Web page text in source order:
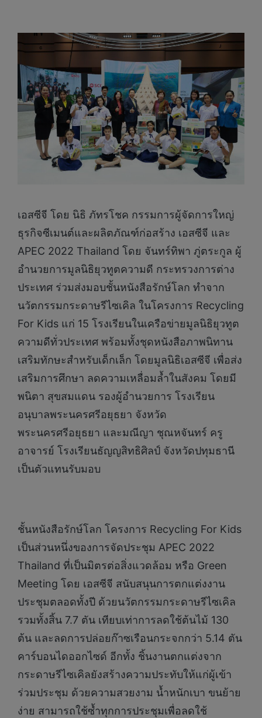
เอสซีจี โดย นิธิ ภัทรโชค กรรมการผู้จัดการใหญ่
ธุรกิจซีเมนต์และผลิตภัณฑ์ก่อสร้าง เอสซีจี และ
APEC 2022 Thailand โดย จันทร์ทิพา ภู่ตระกูล ผู้
อำนวยการมูลนิธิยุวทูตความดี กระทรวงการต่าง
ประเทศ ร่วมส่งมอบชั้นหนังสือรักษ์โลก ทำจาก
นวัตกรรมกระดาษรีไซเคิล ในโครงการ Recycling
For Kids แก่ 15 โรงเรียนในเครือข่ายมูลนิธิยุวทูต
ความดีทั่วประเทศ พร้อมทั้งชุดหนังสือภาพนิทาน
เสริมทักษะสำหรับเด็กเล็ก โดยมูลนิธิเอสซีจี เพื่อส่ง
เสริมการศึกษา ลดความเหลื่อมล้ำในสังคม โดยมี
พนิตา สุขสมแดน รองผู้อำนวยการ โรงเรียน
อนุบาลพระนครศรีอยุธยา จังหวัด
พระนครศรีอยุธยา และมณีญา ชุณหจันทร์ ครู
อาจารย์ โรงเรียนธัญญสิทธิศิลป์ จังหวัดปทุมธานี
เป็นตัวแทนรับมอบ
ชั้นหนังสือรักษ์โลก โครงการ Recycling For Kids
เป็นส่วนหนึ่งของการจัดประชุม APEC 2022
Thailand ที่เป็นมิตรต่อสิ่งแวดล้อม หรือ Green
Meeting โดย เอสซีจี สนับสนุนการตกแต่งงาน
ประชุมตลอดทั้งปี ด้วยนวัตกรรมกระดาษรีไซเคิล
รวมทั้งสิ้น 7.7 ตัน เทียบเท่าการลดใช้ต้นไม้ 130
ต้น และลดการปล่อยก๊าซเรือนกระจกกว่า 5.14 ตัน
คาร์บอนไดออกไซด์ อีกทั้ง ชิ้นงานตกแต่งจาก
กระดาษรีไซเคิลยังสร้างความประทับให้แก่ผู้เข้า
ร่วมประชุม ด้วยความสวยงาม น้ำหนักเบา ขนย้าย
ง่าย สามารถใช้ซ้ำทุกการประชุมเพื่อลดใช้